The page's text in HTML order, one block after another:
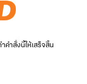
ำสั่งนี้ให้เสร็จสิ้น